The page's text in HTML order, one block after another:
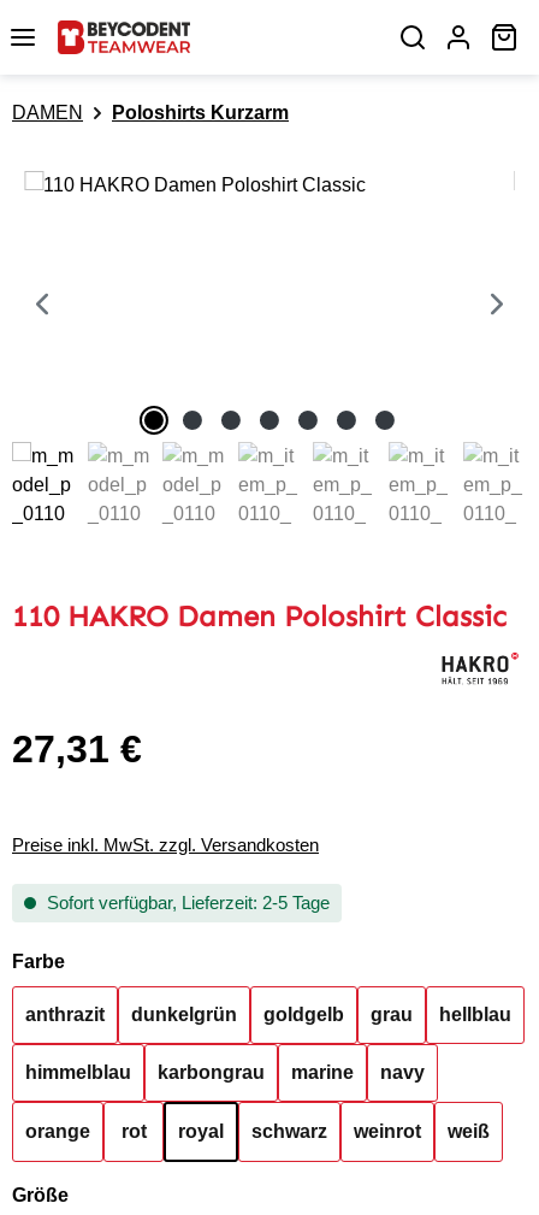
Zum Hauptinhalt springen
DAMEN Poloshirts Kurzarm
Bildergalerie überspringen
110 HAKRO Damen Poloshirt Classic
Regulärer Preis:
27,31 €
Preise inkl. MwSt. zzgl. Versandkosten
Sofort verfügbar, Lieferzeit: 2-5 Tage
Farbeauswählen
anthrazit dunkelgrün goldgelb grau hellblau
himmelblau karbongrau marine navy
orange rot royal schwarz weinrot weiß
Größeauswählen